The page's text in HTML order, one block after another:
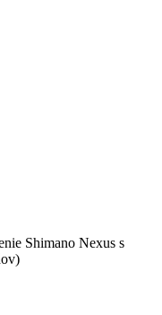
Shimano Nexus s